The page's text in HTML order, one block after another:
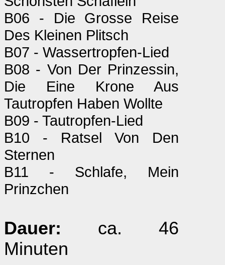
B06 - Die Grosse Reise
Des Kleinen Plitsch
B07 - Wassertropfen-Lied
B08 - Von Der Prinzessin,
Die Eine Krone Aus
Tautropfen Haben Wollte
B09 - Tautropfen-Lied
B10 - Ratsel Von Den
Sternen
B11 - Schlafe, Mein
Prinzchen
Dauer: ca. 46
Minuten